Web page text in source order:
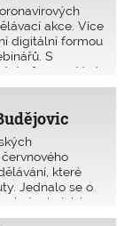
akce. Více
digitální formou
S
tato forma stává
které
Jednalo se o
technický
osob